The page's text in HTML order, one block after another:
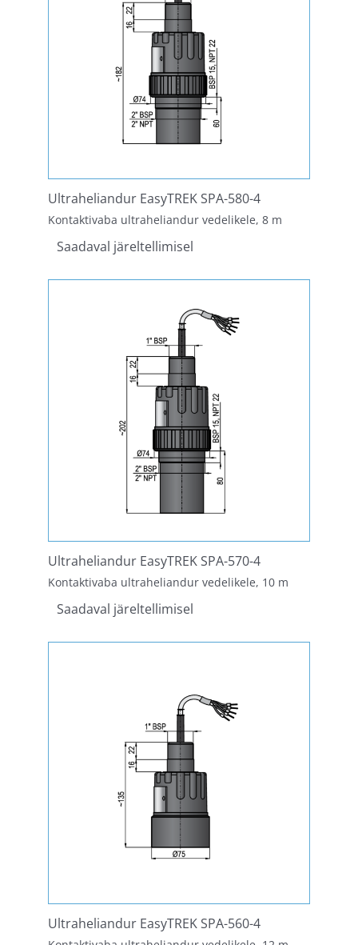
Ultraheliandur EasyTREK SPA-580-4
Kontaktivaba ultraheliandur vedelikele, 8 m
Saadaval järeltellimisel
Ultraheliandur EasyTREK SPA-570-4
Kontaktivaba ultraheliandur vedelikele, 10 m
Saadaval järeltellimisel
Ultraheliandur EasyTREK SPA-560-4